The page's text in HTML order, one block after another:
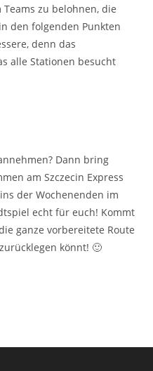
zu belohnen, die
den folgenden Punkten
denn das
alle Stationen besucht
Dann bring
am Szczecin Express
der Wochenenden im
echt für euch! Kommt
ganze vorbereitete Route
könnt! 🙂